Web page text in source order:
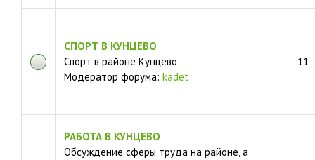
СПОРТ В КУНЦЕВО
Спорт в районе Кунцево
Модератор форума: kadet
11
РАБОТА В КУНЦЕВО
Обсуждение сферы труда на районе, а